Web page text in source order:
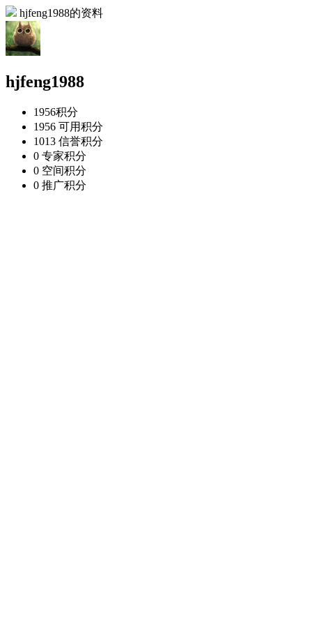
hjfeng1988的资料
hjfeng1988
1956积分
1956 可用积分
1013 信誉积分
0 专家积分
0 空间积分
0 推广积分